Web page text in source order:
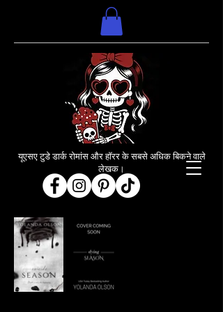
यूएसए टुडे डार्क रोमांस और हॉरर के सबसे अधिक बिकने वाले
लेखक।